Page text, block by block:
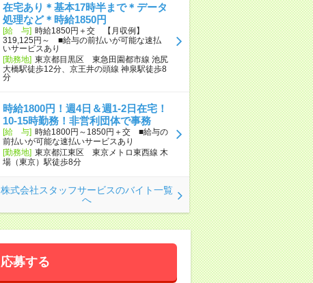
在宅あり＊基本17時半まで＊データ
処理など＊時給1850円
[給 与] 時給1850円＋交 【月収例】
319,125円～ ■給与の前払いが可能な速払
いサービスあり
[勤務地] 東京都目黒区 東急田園都市線 池尻
大橋駅徒歩12分、京王井の頭線 神泉駅徒歩8
分
時給1800円！週4日＆週1-2日在宅！
10-15時勤務！非営利団体で事務
[給 与] 時給1800円～1850円＋交 ■給与の
前払いが可能な速払いサービスあり
[勤務地] 東京都江東区 東京メトロ東西線 木
場（東京）駅徒歩8分
株式会社スタッフサービスのバイト一覧
へ
応募する